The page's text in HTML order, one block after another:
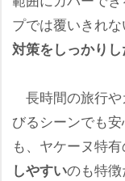
プでは覆いきれな
対策をしっかり
長時間の旅行や
びるシーンでも
も、ヤケーヌ特有
しやすいのも特徴